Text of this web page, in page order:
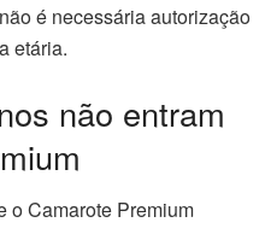
é necessária autorização
etária.
não entram
o Camarote Premium